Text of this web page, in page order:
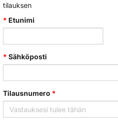
tilauksen
* Etunimi
* Sähköposti
Tilausnumero *